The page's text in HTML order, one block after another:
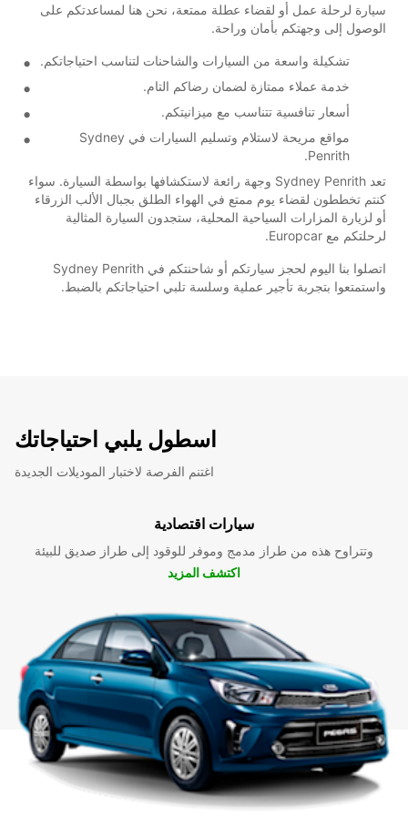
سيارة لرحلة عمل أو لقضاء عطلة ممتعة، نحن هنا لمساعدتكم على
الوصول إلى وجهتكم بأمان وراحة.
تشكيلة واسعة من السيارات والشاحنات لتناسب احتياجاتكم.
خدمة عملاء ممتازة لضمان رضاكم التام.
أسعار تنافسية تتناسب مع ميزانيتكم.
مواقع مريحة لاستلام وتسليم السيارات في Sydney
Penrith.
تعد Sydney Penrith وجهة رائعة لاستكشافها بواسطة السيارة. سواء
كنتم تخططون لقضاء يوم ممتع في الهواء الطلق بجبال الألب الزرقاء
أو لزيارة المزارات السياحية المحلية، ستجدون السيارة المثالية
لرحلتكم مع Europcar.
اتصلوا بنا اليوم لحجز سيارتكم أو شاحنتكم في Sydney Penrith
واستمتعوا بتجربة تأجير عملية وسلسة تلبي احتياجاتكم بالضبط.
اسطول يلبي احتياجاتك
اغتنم الفرصة لاختبار الموديلات الجديدة
سيارات اقتصادية
وتتراوح هذه من طراز مدمج وموفر للوقود إلى طراز صديق للبيئة
اكتشف المزيد